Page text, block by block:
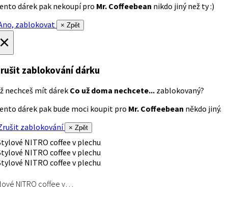
dárek pak nekoupí pro Mr. Coffeebean nikdo jiný než ty :)
zablokovat
× Zpět
zablokování dárku
nechceš mít dárek Co už doma nechcete... zablokovaný?
dárek pak bude moci koupit pro Mr. Coffeebean někdo jiný.
zablokování
× Zpět
NITRO coffee v…